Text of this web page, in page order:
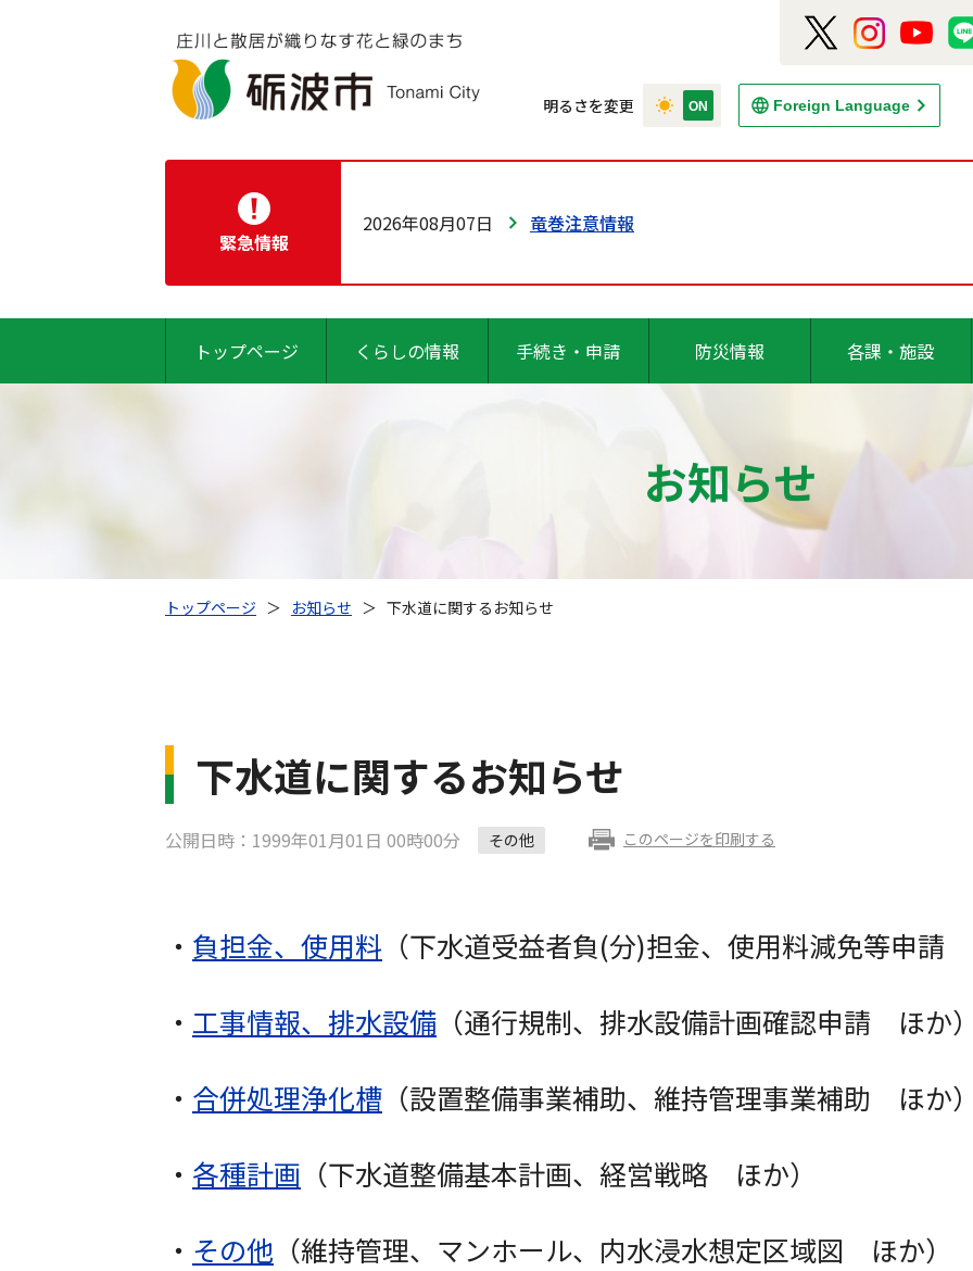
明るさを変更 Foreign Language
緊急情報
2026年08月07日 竜巻注意情報
トップページ くらしの情報 手続き・申請 防災情報 各課・施設
お知らせ
トップページ ＞ お知らせ ＞ 下水道に関するお知らせ
下水道に関するお知らせ
公開日時：1999年01月01日 00時00分 その他 このページを印刷する
・ 負担金、使用料 （下水道受益者負(分)担金、使用料減免等申請
・ 工事情報、排水設備 （通行規制、排水設備計画確認申請 ほか
・ 合併処理浄化槽 （設置整備事業補助、維持管理事業補助 ほか
・ 各種計画 （下水道整備基本計画、経営戦略 ほか）
・ その他 （維持管理、マンホール、内水浸水想定区域図 ほか）